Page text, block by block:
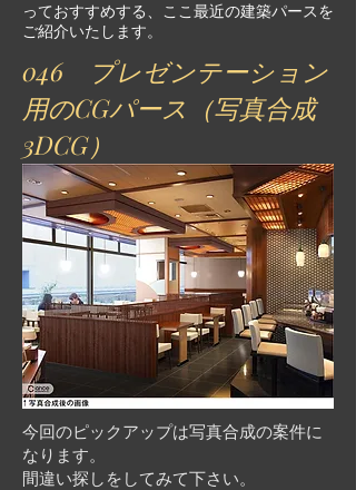
っておすすめする、ここ最近の建築パースを
ご紹介いたします。
046 プレゼンテーション
用のCGパース（写真合成
3DCG）
今回のピックアップは写真合成の案件に
なります。
間違い探しをしてみて下さい。